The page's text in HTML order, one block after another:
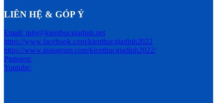
LIÊN HỆ & GÓP Ý
Email: info@kienthucgiadinh.net
https://www.facebook.com/kienthucgiadinh2022
https://www.instagram.com/kienthucgiadinh2022/
Pinterest:
Youtube: